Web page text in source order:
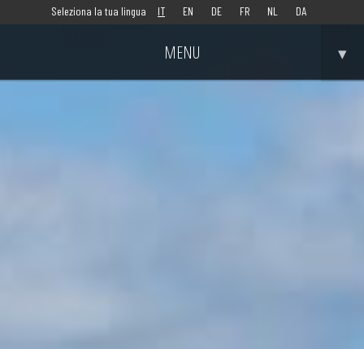
Seleziona la tua lingua IT EN DE FR NL DA
MENU ▾